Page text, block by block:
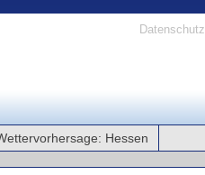
Datenschutz
Hessen